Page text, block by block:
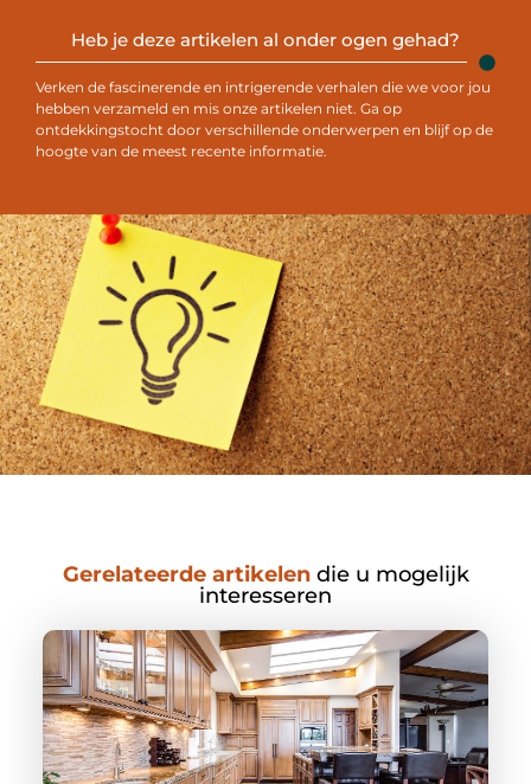
Heb je deze artikelen al onder ogen gehad?
Verken de fascinerende en intrigerende verhalen die we voor jou
hebben verzameld en mis onze artikelen niet. Ga op
ontdekkingstocht door verschillende onderwerpen en blijf op de
hoogte van de meest recente informatie.
Gerelateerde artikelendie u mogelijk
interesseren